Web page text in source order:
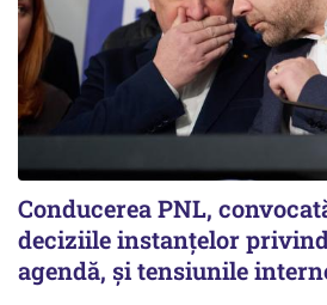
Conducerea PNL,
deciziile instanțelor
agendă, și tensiunile